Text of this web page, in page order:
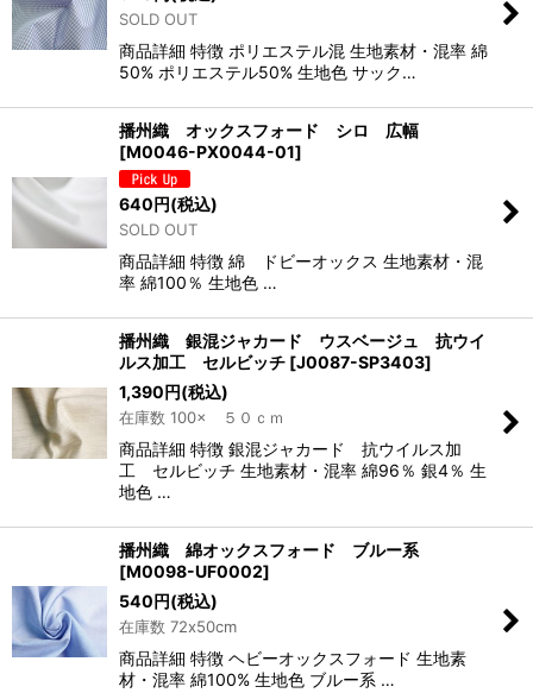
SOLD OUT
商品詳細 特徴 ポリエステル混 生地素材・混率 綿
50% ポリエステル50% 生地色 サック…
播州織 オックスフォード シロ 広幅
[M0046-PX0044-01]
640円(税込)
SOLD OUT
商品詳細 特徴 綿 ドビーオックス 生地素材・混
率 綿100％ 生地色 …
播州織 銀混ジャカード ウスベージュ 抗ウイ
ルス加工 セルビッチ [J0087-SP3403]
1,390円(税込)
在庫数 100× ５０ｃｍ
商品詳細 特徴 銀混ジャカード 抗ウイルス加
工 セルビッチ 生地素材・混率 綿96％ 銀4％ 生
地色 …
播州織 綿オックスフォード ブルー系
[M0098-UF0002]
540円(税込)
在庫数 72x50cm
商品詳細 特徴 ヘビーオックスフォード 生地素
材・混率 綿100% 生地色 ブルー系 …